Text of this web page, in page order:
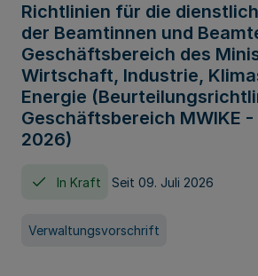
Richtlinien für die
der Beamtinnen und
Geschäftsbereich des
Wirtschaft, Industrie,
Energie
Geschäftsbereich MWIKE -
2026)
In Kraft Seit 09. Juli 2026
Verwaltungsvorschrift